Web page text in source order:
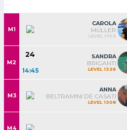
M1
CAROLA
MÜLLER
LEVEL 1703
M2
24
14:45
SANDRA
BRIGANTI
LEVEL 1326
M3
ANNA
BELTRAMINI DE CASATI
LEVEL 1308
M4